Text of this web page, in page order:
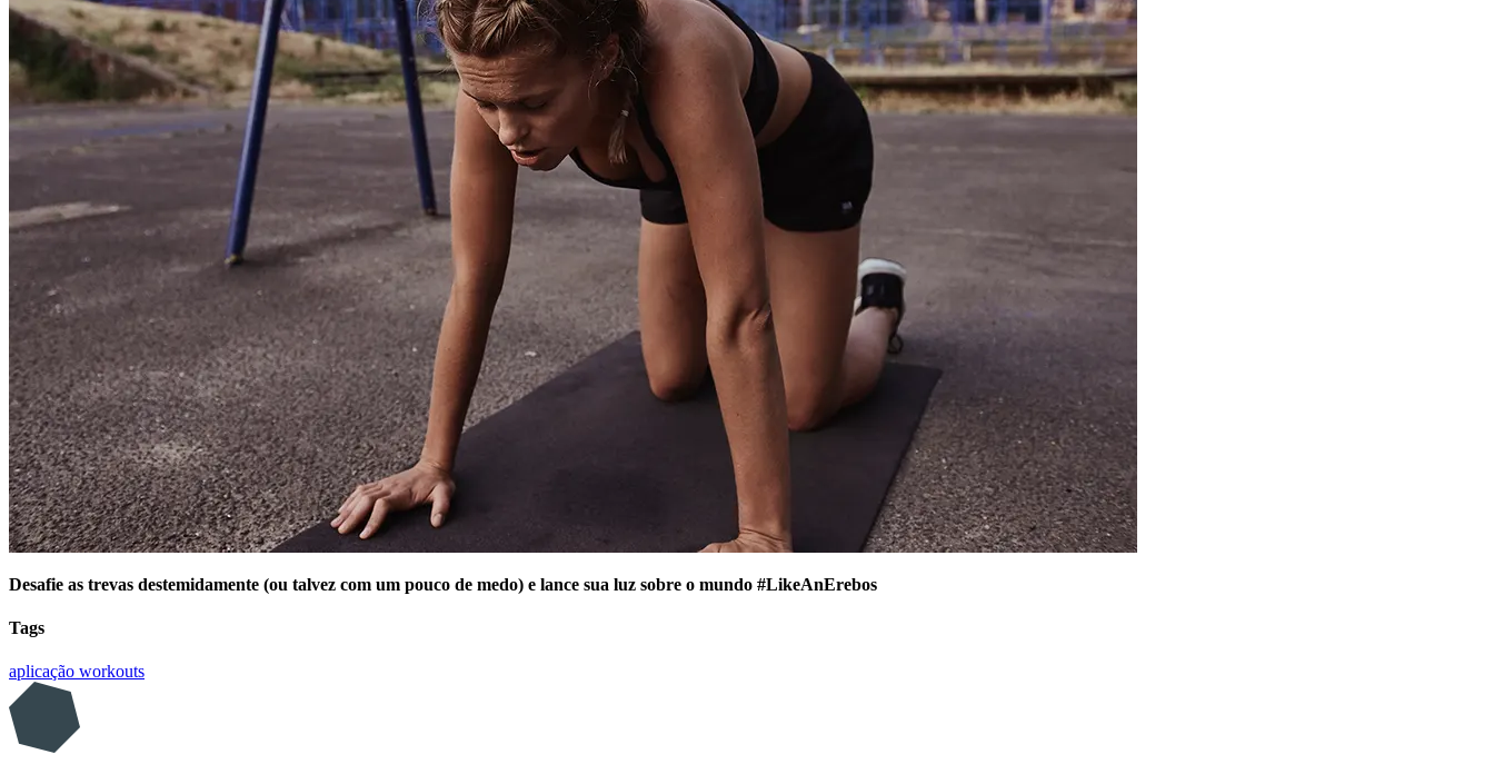
Desafie as trevas destemidamente (ou talvez com um pouco de medo) e lance sua luz sobre o mundo #LikeAnErebos
Tags
aplicação workouts